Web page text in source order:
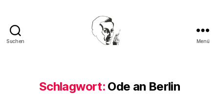
Suchen Menü
Schlagwort: Ode an Berlin